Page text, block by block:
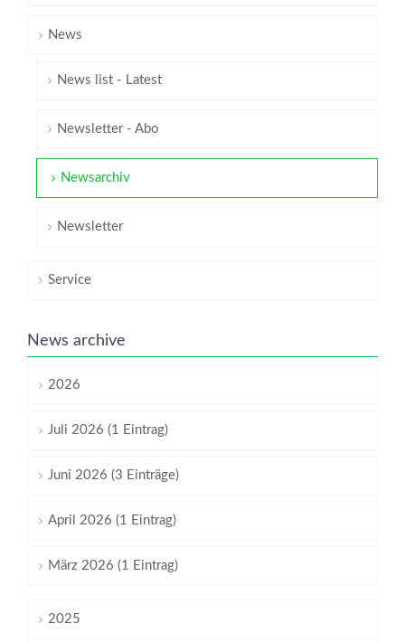
News
News list - Latest
Newsletter - Abo
Newsarchiv
Newsletter
Service
News archive
2026
Juli 2026 (1 Eintrag)
Juni 2026 (3 Einträge)
April 2026 (1 Eintrag)
März 2026 (1 Eintrag)
2025